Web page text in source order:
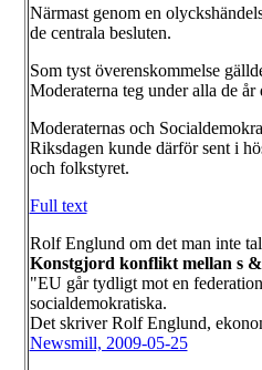
Närmast genom en
de centrala besluten.
Som tyst överenskommelse
Moderaterna teg under alla de
Moderaternas och
Riksdagen kunde därför sent i
och folkstyret.
Full text
Rolf Englund om det man inte
Konstgjord konflikt mellan s
"EU går tydligt mot en
socialdemokratiska.
Det skriver Rolf Englund,
Newsmill, 2009-05-25